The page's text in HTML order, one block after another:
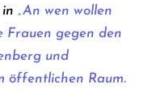
„An wen wollen
Frauen gegen den
und
öffentlichen Raum.